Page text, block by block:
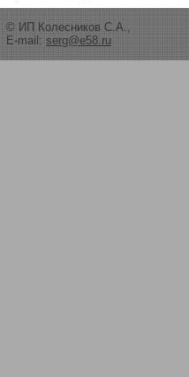
© ИП Колесников С.А.,
E-mail: serg@e58.ru